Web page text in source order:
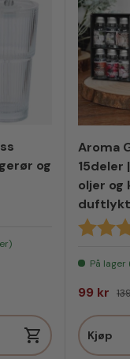
og
4.3 av 5 mulige
Aroma
15deler
oljer og
duftlykt
På
99 kr
Kjøp